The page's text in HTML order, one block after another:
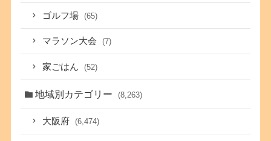
ゴルフ場 (65)
マラソン大会 (7)
家ごはん (52)
地域別カテゴリー (8,263)
大阪府 (6,474)